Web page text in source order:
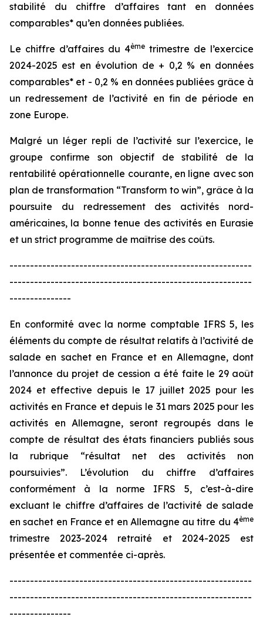
stabilité du chiffre d’affaires tant en données
comparables* qu’en données publiées.
Le chiffre d’affaires du 4ème trimestre de l’exercice
2024-2025 est en évolution de + 0,2 % en données
comparables* et - 0,2 % en données publiées grâce à
un redressement de l’activité en fin de période en
zone Europe.
Malgré un léger repli de l’activité sur l’exercice, le
groupe confirme son objectif de stabilité de la
rentabilité opérationnelle courante, en ligne avec son
plan de transformation “Transform to win”, grâce à la
poursuite du redressement des activités nord-
américaines, la bonne tenue des activités en Eurasie
et un strict programme de maîtrise des coûts.
-----------------------------------------------------------
-----------------------------------------------------------
---------------
En conformité avec la norme comptable IFRS 5, les
éléments du compte de résultat relatifs à l’activité de
salade en sachet en France et en Allemagne, dont
l’annonce du projet de cession a été faite le 29 août
2024 et effective depuis le 17 juillet 2025 pour les
activités en France et depuis le 31 mars 2025 pour les
activités en Allemagne, seront regroupés dans le
compte de résultat des états financiers publiés sous
la rubrique “résultat net des activités non
poursuivies”. L’évolution du chiffre d’affaires
conformément à la norme IFRS 5, c’est-à-dire
excluant le chiffre d’affaires de l’activité de salade
en sachet en France et en Allemagne au titre du 4ème
trimestre 2023-2024 retraité et 2024-2025 est
présentée et commentée ci-après.
-----------------------------------------------------------
-----------------------------------------------------------
---------------